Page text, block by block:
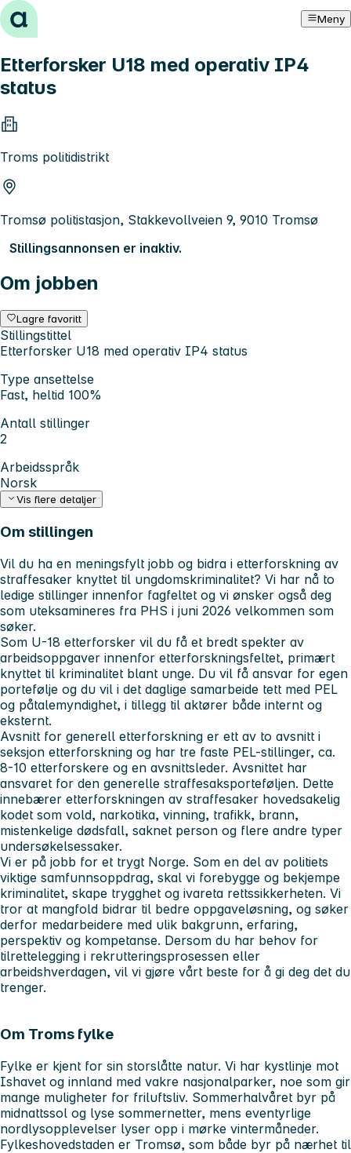
Hopp til innhold Meny
Etterforsker U18 med operativ IP4
status
Troms politidistrikt
Tromsø politistasjon, Stakkevollveien 9, 9010 Tromsø
Stillingsannonsen er inaktiv.
Om jobben
Lagre favoritt
Stillingstittel
Etterforsker U18 med operativ IP4 status
Type ansettelse
Fast, heltid 100%
Antall stillinger
2
Arbeidsspråk
Norsk
Vis flere detaljer
Om stillingen
Vil du ha en meningsfylt jobb og bidra i etterforskning av
straffesaker knyttet til ungdomskriminalitet? Vi har nå to
ledige stillinger innenfor fagfeltet og vi ønsker også deg
som uteksamineres fra PHS i juni 2026 velkommen som
søker.
Som U-18 etterforsker vil du få et bredt spekter av
arbeidsoppgaver innenfor etterforskningsfeltet, primært
knyttet til kriminalitet blant unge. Du vil få ansvar for egen
portefølje og du vil i det daglige samarbeide tett med PEL
og påtalemyndighet, i tillegg til aktører både internt og
eksternt.
Avsnitt for generell etterforskning er ett av to avsnitt i
seksjon etterforskning og har tre faste PEL-stillinger, ca.
8-10 etterforskere og en avsnittsleder. Avsnittet har
ansvaret for den generelle straffesaksporteføljen. Dette
innebærer etterforskningen av straffesaker hovedsakelig
kodet som vold, narkotika, vinning, trafikk, brann,
mistenkelige dødsfall, saknet person og flere andre typer
undersøkelsessaker.
Vi er på jobb for et trygt Norge. Som en del av politiets
viktige samfunnsoppdrag, skal vi forebygge og bekjempe
kriminalitet, skape trygghet og ivareta rettssikkerheten. Vi
tror at mangfold bidrar til bedre oppgaveløsning, og søker
derfor medarbeidere med ulik bakgrunn, erfaring,
perspektiv og kompetanse. Dersom du har behov for
tilrettelegging i rekrutteringsprosessen eller
arbeidshverdagen, vil vi gjøre vårt beste for å gi deg det du
trenger.
Om Troms fylke
Fylke er kjent for sin storslåtte natur. Vi har kystlinje mot
Ishavet og innland med vakre nasjonalparker, noe som gir
mange muligheter for friluftsliv. Sommerhalvåret byr på
midnattssol og lyse sommernetter, mens eventyrlige
nordlysopplevelser lyser opp i mørke vintermåneder.
Fylkeshovedstaden er Tromsø, som både byr på nærhet til